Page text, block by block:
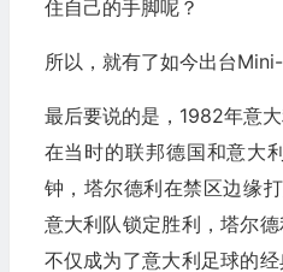
住自己的手脚呢？
所以，就有了如今出台Mini-
最后要说的是，1982年意
在当时的联邦德国和意大
钟，塔尔德利在禁区边缘
意大利队锁定胜利，塔尔
不仅成为了意大利足球的